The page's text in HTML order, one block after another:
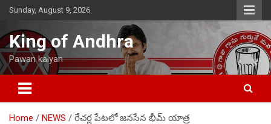
Skip
content
Sunday, August 9, 2026
King of Andhra
Pawan kalyan
Home NEWS రేచర్ల పేటలో జనసేన భీమ్ యాత్ర